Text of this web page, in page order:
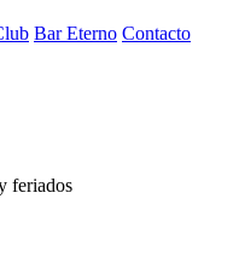
Bar Eterno Contacto
feriados